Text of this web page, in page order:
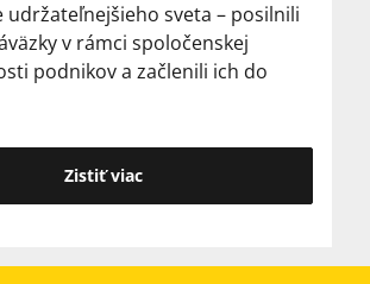
udržateľnejšieho sveta – posilnili
v rámci spoločenskej
podnikov a začlenili ich do
Zistiť viac